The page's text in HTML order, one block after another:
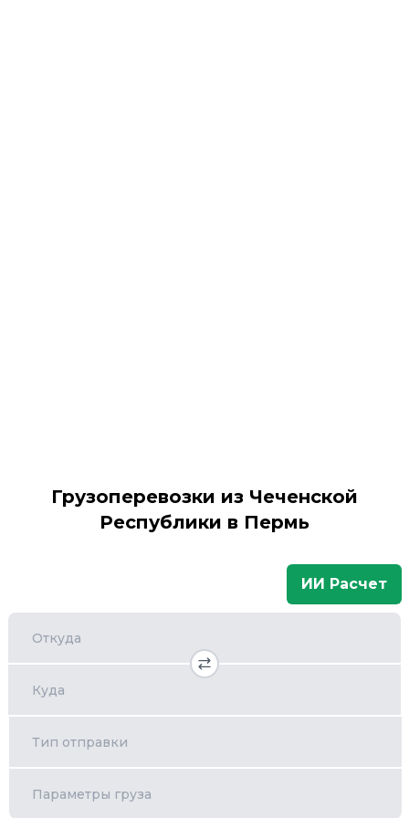
Грузоперевозки из Чеченской
Республики в Пермь
ИИ Расчет
Откуда
Куда
Тип отправки
Параметры груза